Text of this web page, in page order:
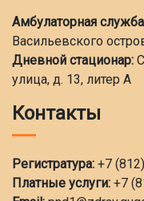
Амбулаторная
Васильевского
Дневной стационар:
улица, д. 13, литер А
Контакты
Регистратура: +7
Платные услуги: +7